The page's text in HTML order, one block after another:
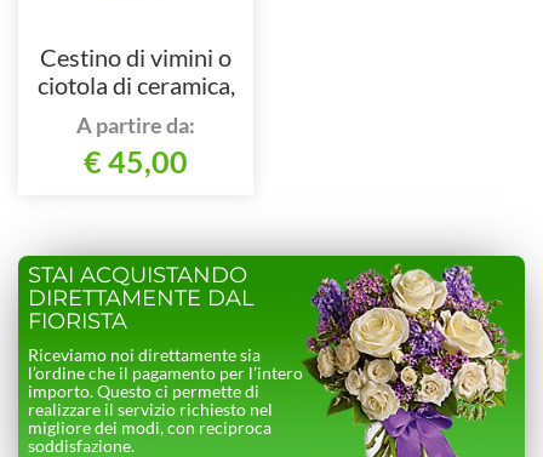
Cestino di vimini o
ciotola di ceramica,
composto da rose e
verde pregiato.
A partire da:
€ 45,00
STAI ACQUISTANDO
DIRETTAMENTE DAL
FIORISTA
Riceviamo noi direttamente sia
l’ordine che il pagamento per l’intero
importo. Questo ci permette di
realizzare il servizio richiesto nel
migliore dei modi, con reciproca
soddisfazione.